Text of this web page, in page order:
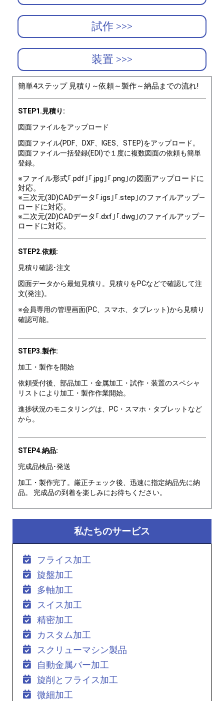
試作 >>>
装置 >>>
簡単4ステップ 見積り～依頼～製作～納品までの流れ!
STEP1.見積り:
図面ファイルをアップロード
図面ファイル(PDF、DXF、IGES、STEP)をアップロード。
図面ファイル一括登録(EDI)で１度に複数図面の依頼も簡単
登録。
※ファイル形式｢.pdf｣｢.jpg｣｢.png｣の図面アップロードに
対応。
※三次元(3D)CADデータ｢.igs｣｢.step｣のファイルアップ―
ロードに対応。
※二次元(2D)CADデータ｢.dxf｣｢.dwg｣のファイルアップ―
ロードに対応。
STEP2.依頼:
見積り確認･注文
図面データから最短見積り。見積りをPCなどで確認して注
文(発注)。
※会員専用の管理画面(PC、スマホ、タブレット)から見積り
確認可能。
STEP3.製作:
加工・製作を開始
依頼受付後、部品加工・金属加工・試作・装置のスペシャ
リストにより加工・製作作業開始。
進捗状況のモニタリングは、PC・スマホ・タブレットなど
から。
STEP4.納品:
完成品検品･発送
加工・製作完了。厳正チェック後、迅速に指定納品先に納
品。 完成品の到着を楽しみにお待ちください。
私たちのサービス
フライス加工
旋盤加工
多軸加工
スイス加工
精密加工
カスタム加工
スクリューマシン製品
自動金属バー加工
旋削とフライス加工
微細加工